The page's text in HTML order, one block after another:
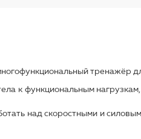
тренажёр
к функциональным
над скоростными и